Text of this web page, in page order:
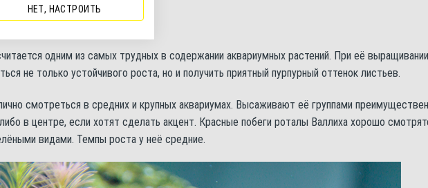
одним из самых трудных в содержании аквариумных растений. При её выращивании
не только устойчивого роста, но и получить приятный пурпурный оттенок листьев.
смотреться в средних и крупных аквариумах. Высаживают её группами
в центре, если хотят сделать акцент. Красные побеги роталы Валлиха хорошо
видами. Темпы роста у неё средние.
НЕТ, НАСТРОИТЬ